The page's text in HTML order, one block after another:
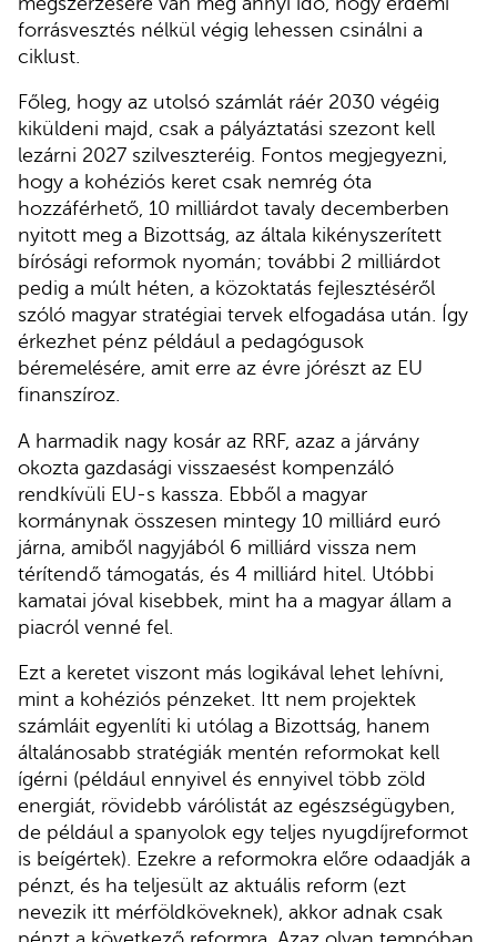
forrásvesztés nélkül végig lehessen csinálni a
ciklust.
Főleg, hogy az utolsó számlát ráér 2030 végéig
kiküldeni majd, csak a pályáztatási szezont kell
lezárni 2027 szilveszteréig. Fontos megjegyezni,
hogy a kohéziós keret csak nemrég óta
hozzáférhető, 10 milliárdot tavaly decemberben
nyitott meg a Bizottság, az általa kikényszerített
bírósági reformok nyomán; további 2 milliárdot
pedig a múlt héten, a közoktatás fejlesztéséről
szóló magyar stratégiai tervek elfogadása után. Így
érkezhet pénz például a pedagógusok
béremelésére, amit erre az évre jórészt az EU
finanszíroz.
A harmadik nagy kosár az RRF, azaz a járvány
okozta gazdasági visszaesést kompenzáló
rendkívüli EU-s kassza. Ebből a magyar
kormánynak összesen mintegy 10 milliárd euró
járna, amiből nagyjából 6 milliárd vissza nem
térítendő támogatás, és 4 milliárd hitel. Utóbbi
kamatai jóval kisebbek, mint ha a magyar állam a
piacról venné fel.
Ezt a keretet viszont más logikával lehet lehívni,
mint a kohéziós pénzeket. Itt nem projektek
számláit egyenlíti ki utólag a Bizottság, hanem
általánosabb stratégiák mentén reformokat kell
ígérni (például ennyivel és ennyivel több zöld
energiát, rövidebb várólistát az egészségügyben,
de például a spanyolok egy teljes nyugdíjreformot
is beígértek). Ezekre a reformokra előre odaadják a
pénzt, és ha teljesült az aktuális reform (ezt
nevezik itt mérföldköveknek), akkor adnak csak